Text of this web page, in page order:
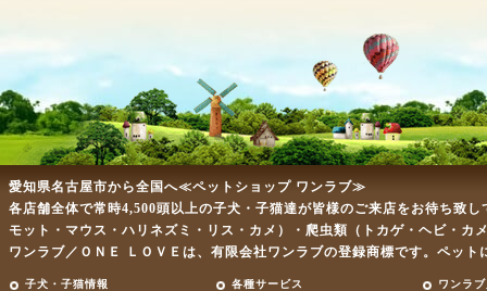
愛知県名古屋市から全国へ≪ペットショップ ワンラブ≫
各店舗全体で常時4,500頭以上の子犬・子猫達が皆様のご来店をお待ち致
モット・マウス・ハリネズミ・リス・カメ）・爬虫類（トカゲ・ヘビ・
ワンラブ／ＯＮＥ ＬＯＶＥは、有限会社ワンラブの登録商標です。ペッ
子犬・子猫情報 各種サービス ワンラ